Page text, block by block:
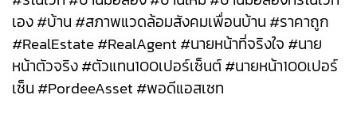
เอง #บ้าน #สภาพแวดล้อมสังคมเพื่อนบ้าน #ราคาถูก
#RealEstate #RealAgent #นายหน้าที่จริงใจ #นาย
หน้าตัวจริง #ตัวแทน100เปอร์เซ็นต์ #นายหน้า100เปอร์
เซ็น #PordeeAsset #พอดีแอสเซท